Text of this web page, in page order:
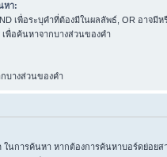
หา:
เพื่อระบุคำที่ต้องมีในผลลัพธ์, OR อาจมี
เพื่อค้นหาจากบางส่วนของคำ
บางส่วนของคำ
ในการค้นหา หากต้องการค้นหาบอร์ดย่อยส